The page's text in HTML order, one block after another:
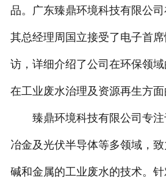
品。广东臻鼎环境科技有限公
其总经理周国立接受了电子首
访，详细介绍了公司在环保领
在工业废水治理及资源再生方面
臻鼎环境科技有限公司专注
冶金及光伏半导体等多领域，致
碱和金属的工业废水的技术。